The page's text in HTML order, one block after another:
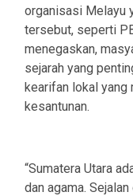
organisasi Melayu
tersebut, seperti
menegaskan,
sejarah yang
kearifan lokal yang
kesantunan.
“Sumatera Utara
dan agama.